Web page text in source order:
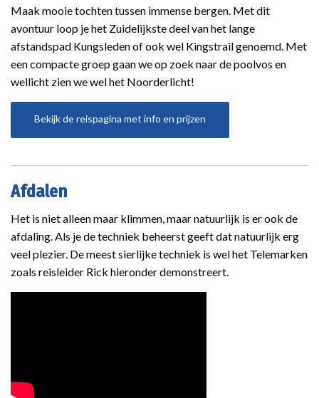
Maak mooie tochten tussen immense bergen. Met dit
avontuur loop je het Zuidelijkste deel van het lange
afstandspad Kungsleden of ook wel Kingstrail genoemd. Met
een compacte groep gaan we op zoek naar de poolvos en
wellicht zien we wel het Noorderlicht!
Bekijk de reispagina met info en prijzen
Afdalen
Het is niet alleen maar klimmen, maar natuurlijk is er ook de
afdaling. Als je de techniek beheerst geeft dat natuurlijk erg
veel plezier. De meest sierlijke techniek is wel het Telemarken
zoals reisleider Rick hieronder demonstreert.